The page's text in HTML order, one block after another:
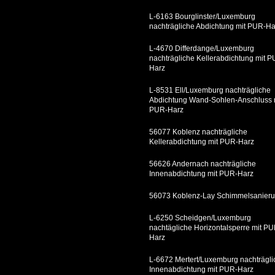
L-6163 Bourglinster/Luxemburg
nachträgliche Abdichtung mit PUR-
L-4670 Differdange/Luxemburg
nachträgliche Kellerabdichtung mit
Harz
L-8531 Ell/Luxemburg nachträgliche
Abdichtung Wand-Sohlen-Anschluss
PUR-Harz
56077 Koblenz nachträgliche
Kellerabdichtung mit PUR-Harz
56626 Andernach nachträgliche
Innenabdichtung mit PUR-Harz
56073 Koblenz-Lay
L-6250 Scheidgen/Luxemburg
nachtägliche Horizontalsperre mit
Harz
L-6672 Mertert/Luxemburg
Innenabdichtung mit PUR-Harz